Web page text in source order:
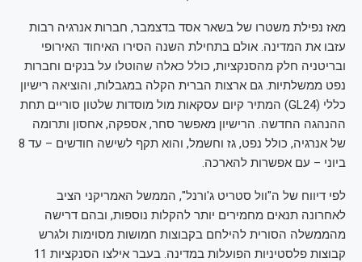
מאז נפילת משטרו של בשאר אסד בדצמבר, חברות אנרגיה רבות
עזבו את המדינה. אולם בתחילת השנה הסירו האיחוד האירופי
ובריטניה חלק מהסנקציות, כולל כאלה שהוטלו על בנקים וחברות
נפט ממשלתיות. גם ארצות הברית הקלה במגבלות, והוציאה רישיון
כללי (GL24) המתיר קיום עסקאות מול מוסדות שלטון סוריים תחת
ההנהגה החדשה. הרישיון מאפשר סחר, אספקה, אחסון ותרומה
של אנרגיה, כולל נפט, גז וחשמל, והוא תקף לשישה חודשים – עד 8
ביוני – עם אפשרות להארכה.
לפי דיווח של ה"וול סטריט ג'ורנל", הממשל האמריקני הציב
לאחרונה תנאים מחמירים יותר להקלות נוספות, ובהם דרישה
מהממשלה הסורית להילחם בקבוצות חמושות מסוימות ולגרש
קבוצות פלסטיניות הפועלות במדינה. בעבר אילצו הסנקציות 11